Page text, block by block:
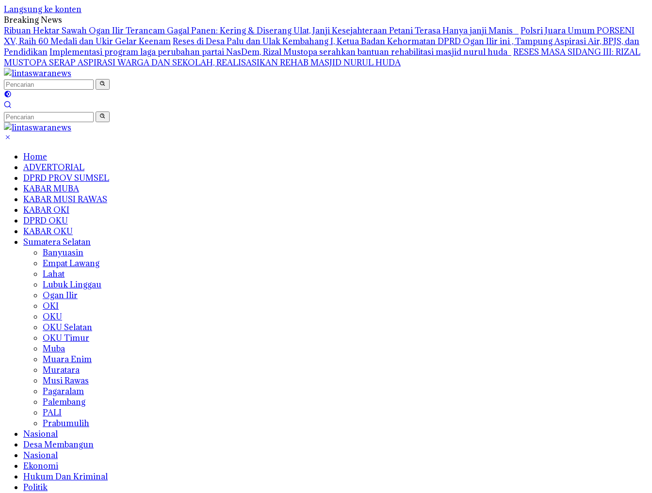
Langsung ke konten
Breaking News
Ribuan Hektar Sawah Ogan Ilir Terancam Gagal Panen: Kering & Diserang Ulat, Janji Kesejahteraan Petani Terasa Hanya janji Manis
Polsri Juara Umum PORSENI
XV, Raih 60 Medali dan Ukir Gelar KeenamReses di Desa Palu dan Ulak Kembahang I, Ketua Badan Kehormatan DPRD Ogan Ilir ini , Tampung Aspirasi Air, BPJS, dan
PendidikanImplementasi program laga perubahan partai NasDem, Rizal Mustopa serahkan bantuan rehabilitasi masjid nurul huda RESES MASA SIDANG III: RIZAL
MUSTOPA SERAP ASPIRASI WARGA DAN SEKOLAH, REALISASIKAN REHAB MASJID NURUL HUDA
Home
ADVERTORIAL
DPRD PROV SUMSEL
KABAR MUBA
KABAR MUSI RAWAS
KABAR OKI
DPRD OKU
KABAR OKU
Sumatera Selatan
Banyuasin
Empat Lawang
Lahat
Lubuk Linggau
Ogan Ilir
OKI
OKU
OKU Selatan
OKU Timur
Muba
Muara Enim
Muratara
Musi Rawas
Pagaralam
Palembang
PALI
Prabumulih
Nasional
Desa Membangun
Nasional
Ekonomi
Hukum Dan Kriminal
Politik